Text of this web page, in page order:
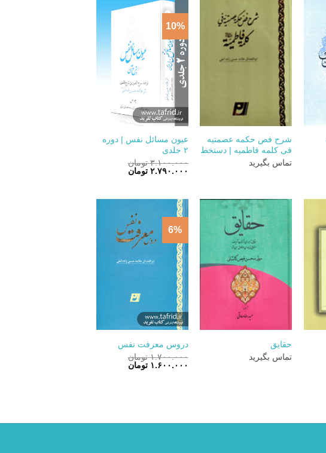
شرح فص حکمه عصمتیه
فی کلمه فاطمیه | دستخط
تماس بگیرید
10%
+
عیون مسائل نفس | دوره
۲ جلدی
۳.۱۰۰.۰۰۰ تومان
قیمت
۲.۷۹۰.۰۰۰ تومان
+
حقایق
تماس بگیرید
6%
دروس معرفت نفس
۱.۷۰۰.۰۰۰ تومان
قیمت
۱.۶۰۰.۰۰۰ تومان